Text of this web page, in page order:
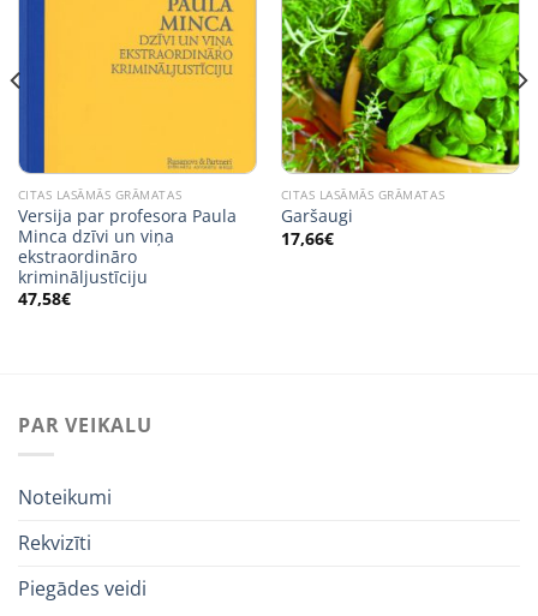
CITAS LASĀMĀS GRĀMATAS
Versija par profesora Paula
Minca dzīvi un viņa
ekstraordināro
krimināljustīciju
47,58€
CITAS LASĀMĀS GRĀMATAS
Garšaugi
17,66€
PAR VEIKALU
Noteikumi
Rekvizīti
Piegādes veidi